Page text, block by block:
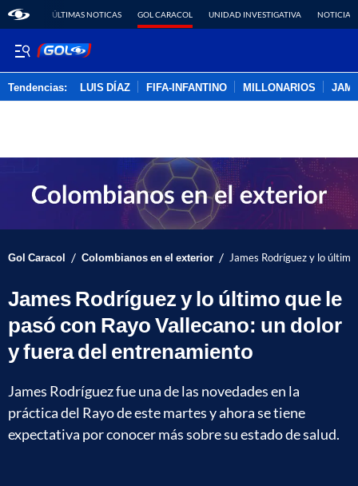
ÚLTIMAS NOTICAS GOL CARACOL UNIDAD INVESTIGATIVA NOTICIAS
Tendencias: LUIS DÍAZ FIFA-INFANTINO MILLONARIOS
Gol Caracol / Colombianos en el exterior / James Rodríguez y lo
James Rodríguez y lo último que le
pasó con Rayo Vallecano: un dolor
y fuera del entrenamiento
James Rodríguez fue una de las novedades en la
práctica del Rayo de este martes y ahora se tiene
expectativa por conocer más sobre su estado de salud.